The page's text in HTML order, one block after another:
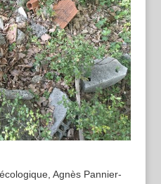
Agnès Pannier-